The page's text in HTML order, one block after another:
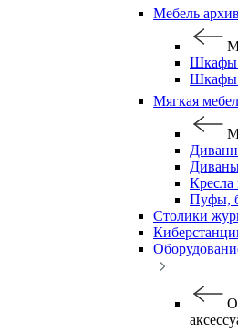
Мебель
Шкафы
Шкафы
Мягкая
Кресла
Пуфы,
Столики